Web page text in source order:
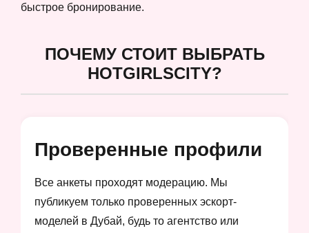
быстрое бронирование.
ПОЧЕМУ СТОИТ ВЫБРАТЬ
HOTGIRLSCITY?
Проверенные профили
Все анкеты проходят модерацию. Мы
публикуем только проверенных эскорт-
моделей в Дубай, будь то агентство или